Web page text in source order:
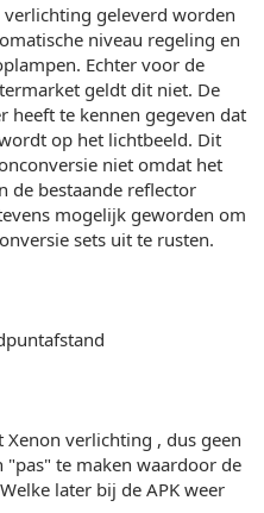
geleverd worden
niveau regeling en
Echter voor de
geldt dit niet. De
heeft te kennen gegeven dat
op het lichtbeeld. Dit
niet omdat het
de bestaande reflector
mogelijk geworden om
sets uit te rusten.
verlichting , dus geen
te maken waardoor de
later bij de APK weer